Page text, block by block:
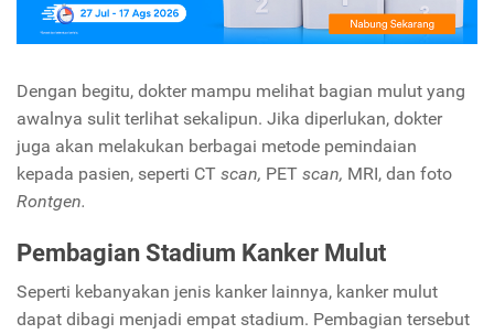
Dengan begitu, dokter mampu melihat bagian mulut yang
awalnya sulit terlihat sekalipun. Jika diperlukan, dokter
juga akan melakukan berbagai metode pemindaian
kepada pasien, seperti CT scan, PET scan, MRI, dan foto
Rontgen.
Pembagian Stadium Kanker Mulut
Seperti kebanyakan jenis kanker lainnya, kanker mulut
dapat dibagi menjadi empat stadium. Pembagian tersebut